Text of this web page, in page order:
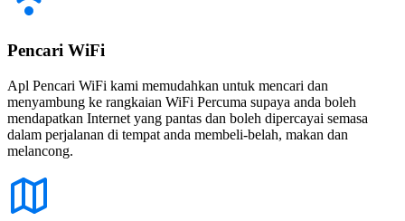
Pencari WiFi
Apl Pencari WiFi kami memudahkan untuk mencari dan
menyambung ke rangkaian WiFi Percuma supaya anda boleh
mendapatkan Internet yang pantas dan boleh dipercayai semasa
dalam perjalanan di tempat anda membeli-belah, makan dan
melancong.